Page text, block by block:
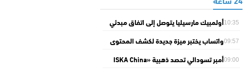
10:35أولمبيك مارسيليا يتوصل إلى اتفاق مبدئي
09:57واتساب يختبر ميزة جديدة لكشف المحتوى
09:00
أمبر تسودالي تحصد ذهبية «ISKA China